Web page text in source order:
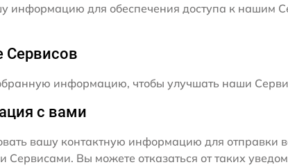
информацию для обеспечения доступа к нашим
Сервисов
информацию, чтобы улучшать наши
с вами
вашу контактную информацию для отправки
Сервисами. Вы можете отказаться от таких